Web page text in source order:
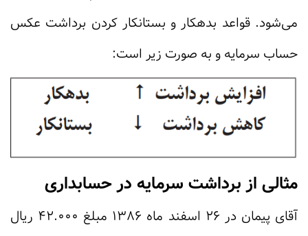
می‌شود. قواعد بدهکار و بستانکار کردن برداشت عکس
حساب سرمایه و به صورت زیر است:
مثالی از برداشت سرمایه در حسابداری
آقای پیمان در 26 اسفند ماه 1386 مبلغ 42.000 ریال